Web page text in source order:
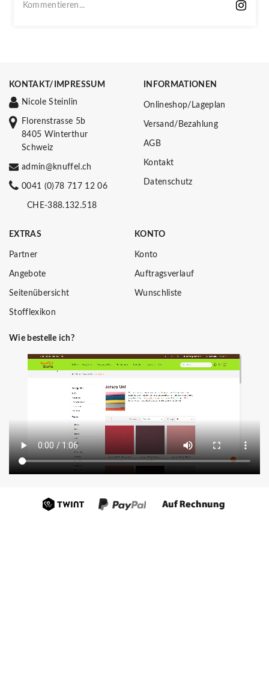
Kommentieren...
KONTAKT/IMPRESSUM
Nicole Steinlin
Florenstrasse 5b
8405 Winterthur
Schweiz
admin@knuffel.ch
0041 (0)78 717 12 06
CHE-388.132.518
INFORMATIONEN
Onlineshop/Lageplan
Versand/Bezahlung
AGB
Kontakt
Datenschutz
EXTRAS
Partner
Angebote
Seitenübersicht
Stofflexikon
KONTO
Konto
Auftragsverlauf
Wunschliste
Wie bestelle ich?